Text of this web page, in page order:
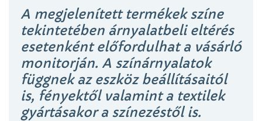
A megjelenített termékek színe
tekintetében árnyalatbeli eltérés
esetenként előfordulhat a vásárló
monitorján. A színárnyalatok
függnek az eszköz beállításaitól
is, fényektől valamint a textilek
gyártásakor a színezéstől is.